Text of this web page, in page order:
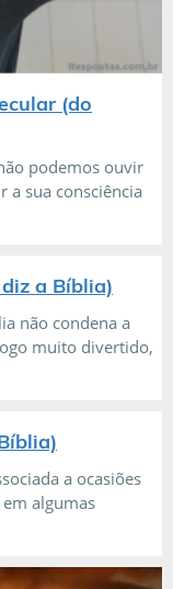
(do
podemos ouvir
a sua consciência
a Bíblia)
não condena a
muito divertido,
a ocasiões
algumas